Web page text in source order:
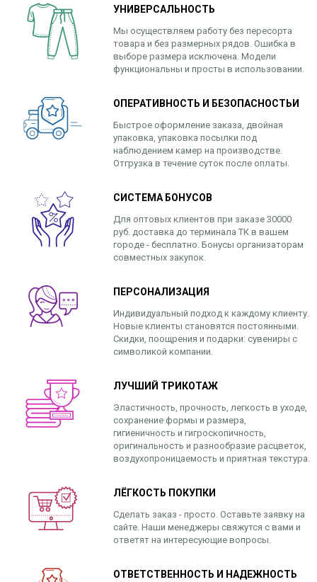
УНИВЕРСАЛЬНОСТЬ
Мы осуществляем работу без пересорта
товара и без размерных рядов. Ошибка в
выборе размера исключена. Модели
функциональны и просты в использовании.
ОПЕРАТИВНОСТЬ И БЕЗОПАСНОСТЬИ
Быстрое оформление заказа, двойная
упаковка, упаковка посылки под
наблюдением камер на производстве.
Отгрузка в течение суток после оплаты.
СИСТЕМА БОНУСОВ
Для оптовых клиентов при заказе 30000
руб. доставка до терминала ТК в вашем
городе - бесплатно. Бонусы организаторам
совместных закупок.
ПЕРСОНАЛИЗАЦИЯ
Индивидуальный подход к каждому клиенту.
Новые клиенты становятся постоянными.
Скидки, поощрения и подарки: сувениры с
символикой компании.
ЛУЧШИЙ ТРИКОТАЖ
Эластичность, прочность, легкость в уходе,
сохранение формы и размера,
гигиеничность и гигроскопичность,
оригинальность и разнообразие расцветок,
воздухопроницаемость и приятная текстура.
ЛЁГКОСТЬ ПОКУПКИ
Сделать заказ - просто. Оставьте заявку на
сайте. Наши менеджеры свяжутся с вами и
ответят на интересующие вопросы.
ОТВЕТСТВЕННОСТЬ И НАДЕЖНОСТЬ